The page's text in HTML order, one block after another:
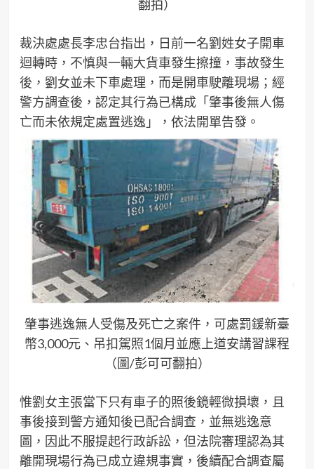
翻拍）
裁決處處長李忠台指出，日前一名劉姓女子開車
迴轉時，不慎與一輛大貨車發生擦撞，事故發生
後，劉女並未下車處理，而是開車駛離現場；經
警方調查後，認定其行為已構成「肇事後無人傷
亡而未依規定處置逃逸」，依法開單告發。
肇事逃逸無人受傷及死亡之案件，可處罰鍰新臺
幣3,000元、吊扣駕照1個月並應上道安講習課程
（圖/彭可可翻拍）
惟劉女主張當下只有車子的照後鏡輕微損壞，且
事後接到警方通知後已配合調查，並無逃逸意
圖，因此不服提起行政訴訟，但法院審理認為其
離開現場行為已成立違規事實，後續配合調查屬